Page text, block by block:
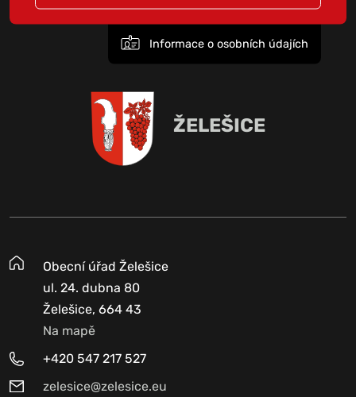
Informace o osobních údajích
ŽELEŠICE
Obecní úřad Želešice
ul. 24. dubna 80
Želešice, 664 43
Na mapě
+420 547 217 527
zelesice@zelesice.eu